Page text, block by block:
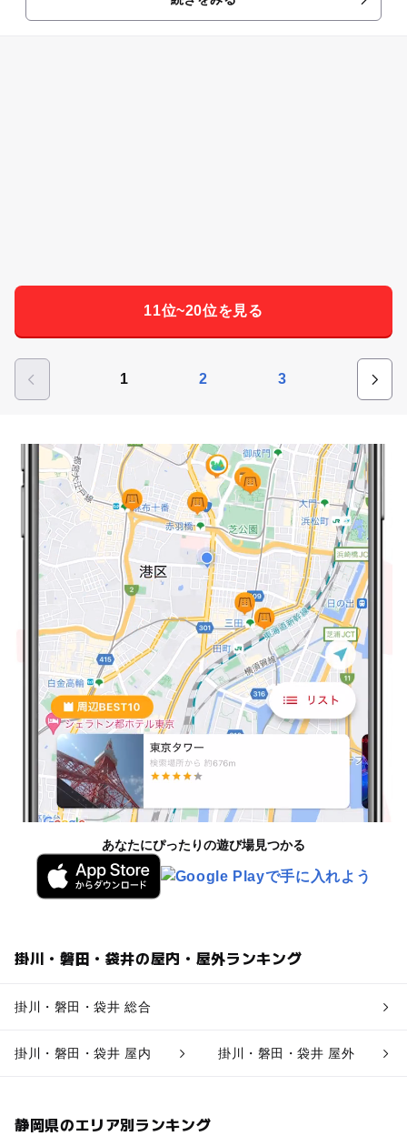
11位~20位を見る
1 2 3
あなたにぴったりの遊び場見つかる
掛川・磐田・袋井の屋内・屋外ランキング
掛川・磐田・袋井 総合
掛川・磐田・袋井 屋内 掛川・磐田・袋井 屋外
静岡県のエリア別ランキング